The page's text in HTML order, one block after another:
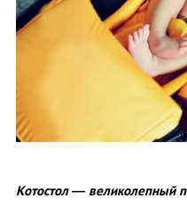
Котостол— великолепный